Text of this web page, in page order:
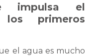
impulsa el
los primeros
el agua es mucho